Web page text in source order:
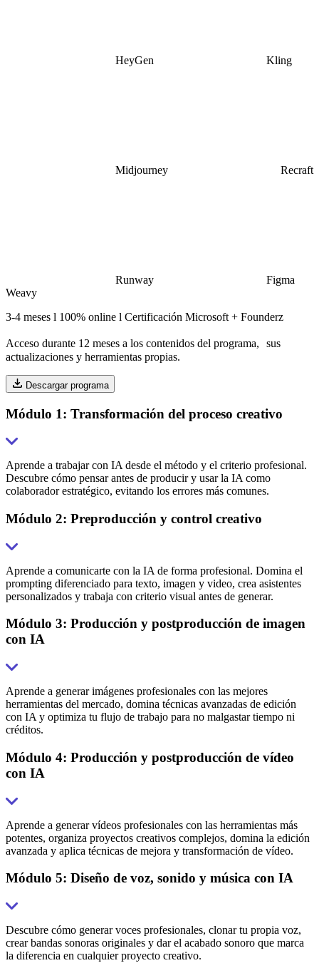
HeyGen Kling
Midjourney Recraft
Runway
Figma
Weavy
3-4 meses l 100% online l Certificación Microsoft + Founderz
Acceso durante 12 meses a los contenidos del programa, sus
actualizaciones y herramientas propias.
Descargar programa
Módulo 1: Transformación del proceso creativo
Aprende a trabajar con IA desde el método y el criterio profesional.
Descubre cómo pensar antes de producir y usar la IA como
colaborador estratégico, evitando los errores más comunes.
Módulo 2: Preproducción y control creativo
Aprende a comunicarte con la IA de forma profesional. Domina el
prompting diferenciado para texto, imagen y video, crea asistentes
personalizados y trabaja con criterio visual antes de generar.
Módulo 3: Producción y postproducción de imagen
con IA
Aprende a generar imágenes profesionales con las mejores
herramientas del mercado, domina técnicas avanzadas de edición
con IA y optimiza tu flujo de trabajo para no malgastar tiempo ni
créditos.
Módulo 4: Producción y postproducción de vídeo
con IA
Aprende a generar vídeos profesionales con las herramientas más
potentes, organiza proyectos creativos complejos, domina la edición
avanzada y aplica técnicas de mejora y transformación de vídeo.
Módulo 5: Diseño de voz, sonido y música con IA
Descubre cómo generar voces profesionales, clonar tu propia voz,
crear bandas sonoras originales y dar el acabado sonoro que marca
la diferencia en cualquier proyecto creativo.